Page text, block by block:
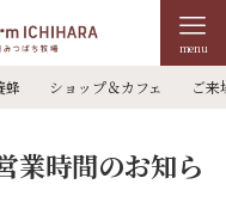
menu
蜂 ショップ＆カフェ ご来
業時間のお知ら